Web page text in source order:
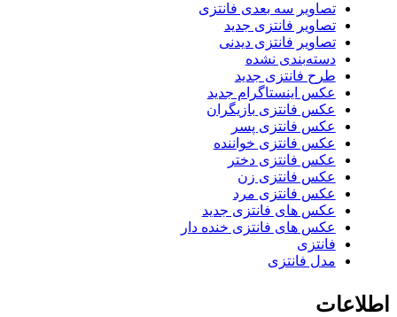
تصاویر سه بعدی فانتزی
تصاویر فانتزی جدید
تصاویر فانتزی دیدنی
دسته‌بندی نشده
طرح فانتزی جدید
عکس اینستاگرام جدید
عکس فانتزی بازیگران
عکس فانتزی پسر
عکس فانتزی خواننده
عکس فانتزی دختر
عکس فانتزی زن
عکس فانتزی مرد
عکس های فانتزی جدید
عکس های فانتزی خنده دار
فانتزی
مدل فانتزی
اطلاعات